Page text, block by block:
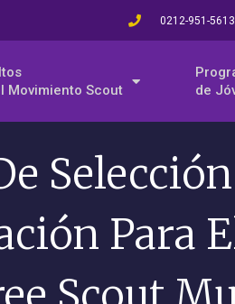
0212-951-5613
Movimiento Scout
de
Para